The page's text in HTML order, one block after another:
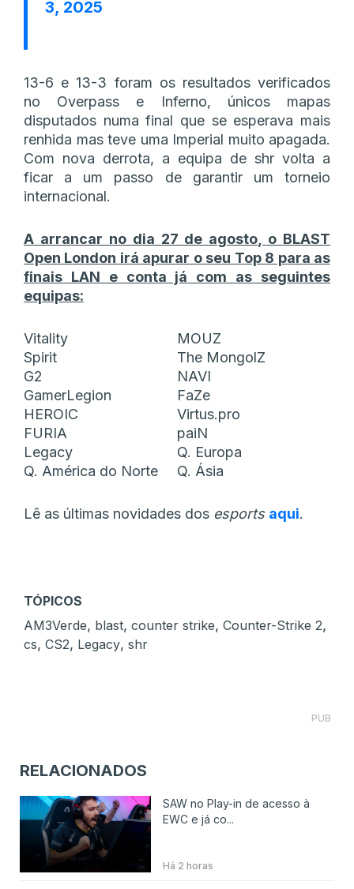
3, 2025
13-6 e 13-3 foram os resultados verificados
no Overpass e Inferno, únicos mapas
disputados numa final que se esperava mais
renhida mas teve uma Imperial muito apagada.
Com nova derrota, a equipa de shr volta a
ficar a um passo de garantir um torneio
internacional.
A arrancar no dia 27 de agosto, o BLAST
Open London irá apurar o seu Top 8 para as
finais LAN e conta já com as seguintes
equipas:
Vitality
MOUZ
Spirit
The MongolZ
G2
NAVI
GamerLegion
FaZe
HEROIC
Virtus.pro
FURIA
paiN
Legacy
Q. Europa
Q. América do Norte
Q. Ásia
Lê as últimas novidades dos esports aqui.
TÓPICOS
AM3Verde, blast, counter strike, Counter-Strike 2,
cs, CS2, Legacy, shr
PUB
RELACIONADOS
SAW no Play-in de acesso à
EWC e já co...
Há 2 horas